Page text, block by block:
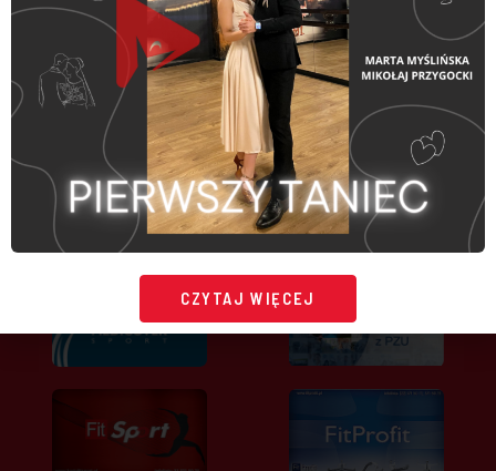
HONORUJEMY KARTY:
CZYTAJ WIĘCEJ